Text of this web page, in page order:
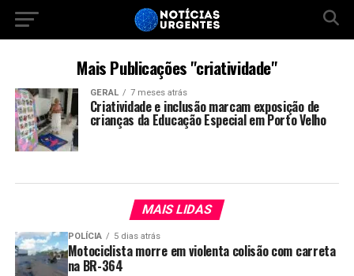
Mais Publicações "criatividade"
GERAL 7 meses atrás
Criatividade e inclusão marcam exposição de
crianças da Educação Especial em Porto Velho
MAIS LIDAS
POLÍCIA 5 dias atrás
Motociclista morre em violenta colisão com carreta
na BR-364